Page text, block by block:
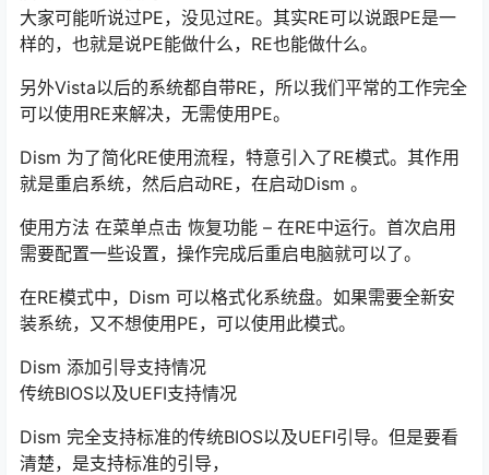
大家可能听说过PE，没见过RE。其实RE可以说跟PE是一
样的，也就是说PE能做什么，RE也能做什么。
另外Vista以后的系统都自带RE，所以我们平常的工作完全
可以使用RE来解决，无需使用PE。
Dism 为了简化RE使用流程，特意引入了RE模式。其作用
就是重启系统，然后启动RE，在启动Dism 。
使用方法 在菜单点击 恢复功能 – 在RE中运行。首次启用
需要配置一些设置，操作完成后重启电脑就可以了。
在RE模式中，Dism 可以格式化系统盘。如果需要全新安
装系统，又不想使用PE，可以使用此模式。
Dism 添加引导支持情况
传统BIOS以及UEFI支持情况
Dism 完全支持标准的传统BIOS以及UEFI引导。但是要看
清楚，是支持标准的引导，